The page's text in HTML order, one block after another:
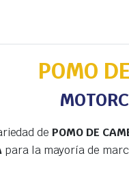
POMO
de POMO DE
para la mayoría de